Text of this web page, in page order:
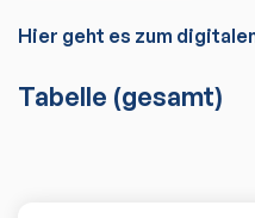
Hier geht es zum
Tabelle (gesamt)